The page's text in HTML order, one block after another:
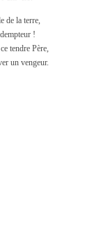
de la terre,
!
tendre Père,
un vengeur.